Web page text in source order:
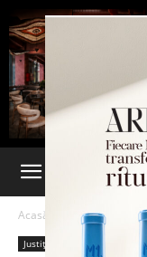
Acasă Justiție
Justiție Stiri din Iasi